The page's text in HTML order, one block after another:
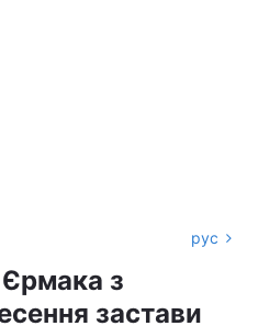
рус
з
застави